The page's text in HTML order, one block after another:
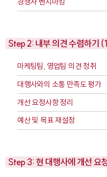
Step 2: 내부 의견 수렴하기
마케팅팀, 영업팀 의견 청취
대행사와의 소통 만족도 평가
개선 요청사항 정리
예산 및 목표 재설정
Step 3: 현 대행사에 개선 요